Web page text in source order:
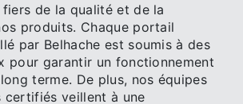
fiers de la qualité et de la
produits. Chaque portail
par Belhache est soumis à des
pour garantir un fonctionnement
terme. De plus, nos équipes
certifiés veillent à une